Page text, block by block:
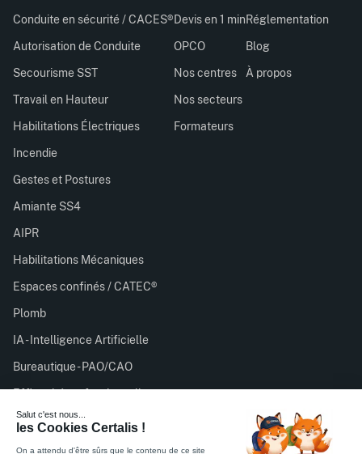
Conduite en sécurité / CACES®
Autorisation de Conduite
Secourisme SST
Travail en Hauteur
Habilitations Électriques
Incendie
Gestes et Postures
Amiante SS4
AIPR
Habilitations Mécaniques
Espaces confinés / CATEC®
Plomb
IA - Intelligence Artificielle
Bureautique - PAO/CAO
Efficacité professionnelle
Devis en 1 min
OPCO
Nos centres
Nos secteurs
Formateurs
Réglementation
Blog
À propos
Certalis est organisme de formation enregistré sous le